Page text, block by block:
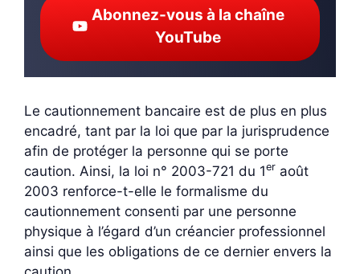
Abonnez-vous à la chaîne
YouTube
Le cautionnement bancaire est de plus en plus
encadré, tant par la loi que par la jurisprudence
afin de protéger la personne qui se porte
caution. Ainsi, la loi n° 2003-721 du 1er août
2003 renforce-t-elle le formalisme du
cautionnement consenti par une personne
physique à l’égard d’un créancier professionnel
ainsi que les obligations de ce dernier envers la